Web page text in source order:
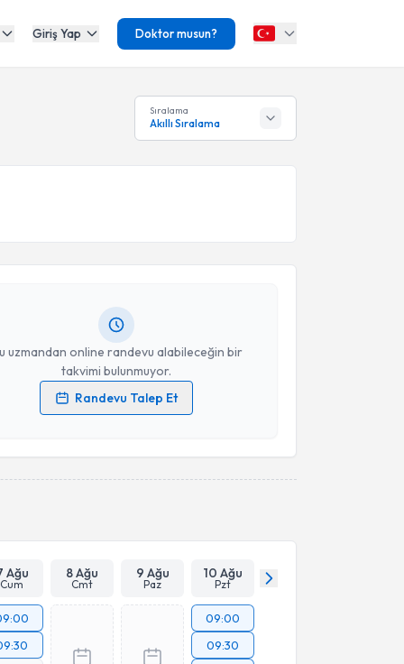
Giriş Yap Doktor musun?
Sıralama
Akıllı Sıralama
uzmandan online randevu alabileceğin bir
takvimi bulunmuyor.
Randevu Talep Et
verilerimin işlenmesine ilişkinAydınlatma Metni
kabul ediyorum.
Ağu
Cum
8 Ağu
Cmt
9 Ağu
Paz
10 Ağu
Pzt
09:00
09:30